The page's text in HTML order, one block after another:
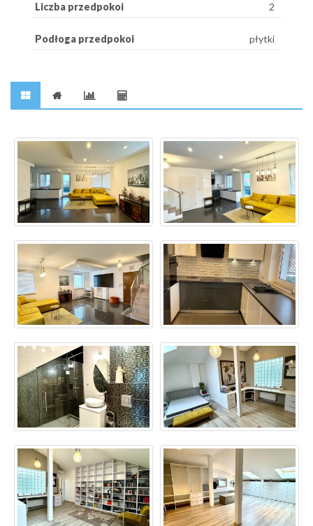
Liczba przedpokoi 2
Podłoga przedpokoi płytki